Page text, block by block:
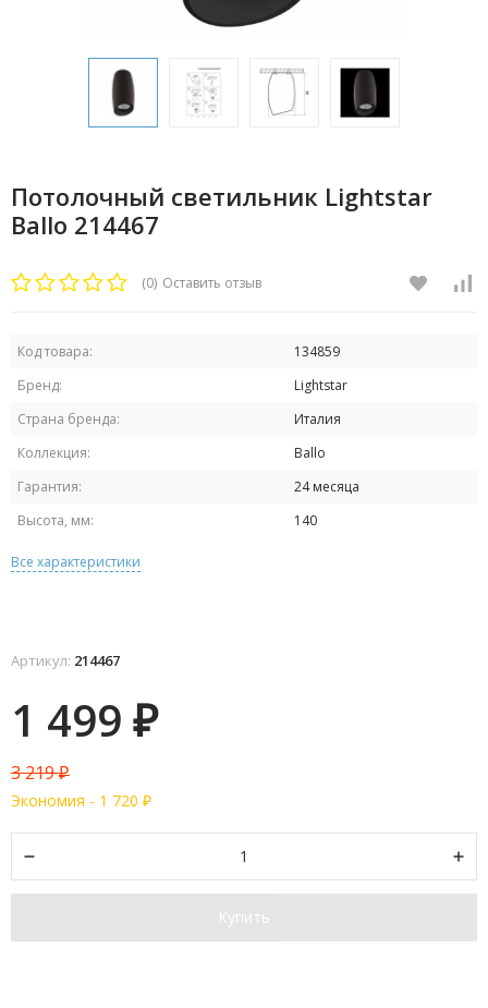
Потолочный светильник Lightstar
Ballo 214467
(0) Оставить отзыв
Код товара:
134859
Бренд:
Lightstar
Страна бренда:
Италия
Коллекция:
Ballo
Гарантия:
24 месяца
Высота, мм:
140
Все характеристики
Артикул: 214467
1 499 ₽
3 219₽
Экономия - 1 720 ₽
Купить